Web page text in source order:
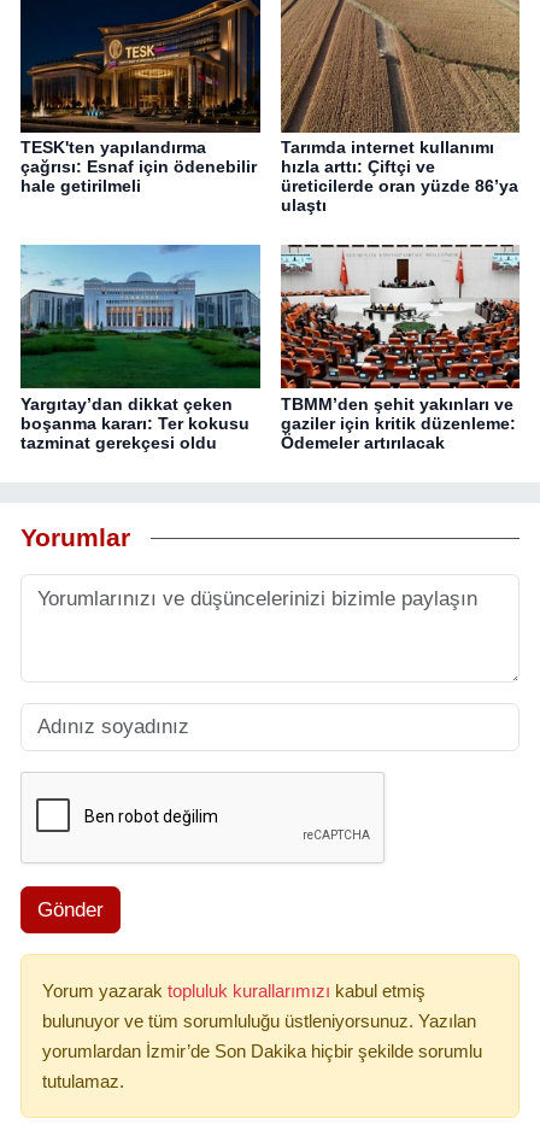
TESK'ten yapılandırma
çağrısı: Esnaf için ödenebilir
hale getirilmeli
Tarımda internet kullanımı
hızla arttı: Çiftçi ve
üreticilerde oran yüzde 86’ya
ulaştı
Yargıtay’dan dikkat çeken
boşanma kararı: Ter kokusu
tazminat gerekçesi oldu
TBMM’den şehit yakınları ve
gaziler için kritik düzenleme:
Ödemeler artırılacak
Yorumlar
Gönder
Yorum yazarak topluluk kurallarımızı kabul etmiş
bulunuyor ve tüm sorumluluğu üstleniyorsunuz. Yazılan
yorumlardan İzmir’de Son Dakika hiçbir şekilde sorumlu
tutulamaz.